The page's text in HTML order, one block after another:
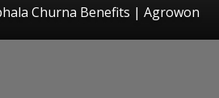
Churna Benefits | Agrowon